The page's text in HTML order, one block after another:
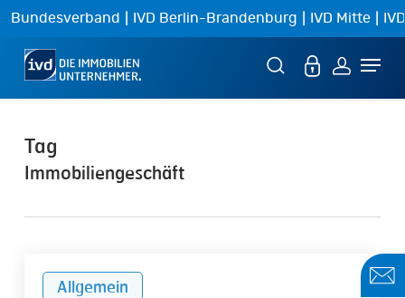
Skip
main
Bundesverband | IVD Berlin-Brandenburg | IVD Mitte |
Tag
Immobiliengeschäft
Immobiliengeschäfte
Allgemein